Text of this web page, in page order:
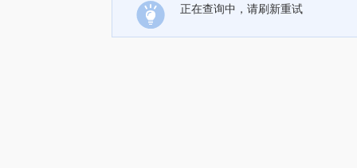
正在查询中，请刷新重试